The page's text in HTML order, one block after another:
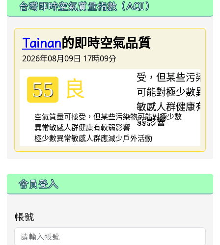
台灣即時空氣質量指數（AQI）
Tainan的即時空氣品質
2026年08月09日 17時09分
55 良
空氣質量可接受，但某些污染物可能對極少數
異常敏感人群健康有較弱影響
極少數異常敏感人群應減少戶外活動
:::
會員登入
帳號